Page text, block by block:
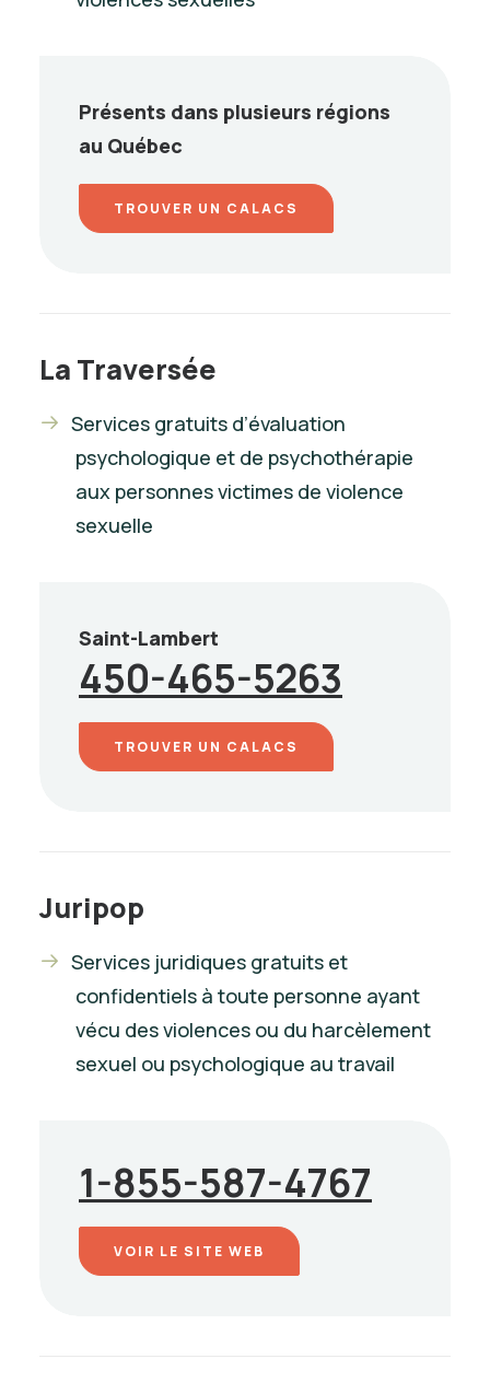
Présents dans plusieurs régions
au Québec
TROUVER UN CALACS
La Traversée
Services gratuits d’évaluation
psychologique et de psychothérapie
aux personnes victimes de violence
sexuelle
Saint-Lambert
450-465-5263
TROUVER UN CALACS
Juripop
Services juridiques gratuits et
confidentiels à toute personne ayant
vécu des violences ou du harcèlement
sexuel ou psychologique au travail
1-855-587-4767
VOIR LE SITE WEB